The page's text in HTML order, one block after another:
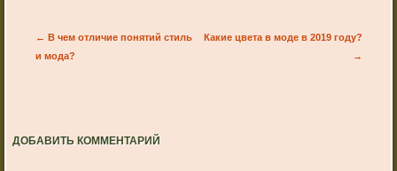
Post navigation
← В чем отличие понятий стиль
и мода?
Какие цвета в моде в 2019 году?
→
ДОБАВИТЬ КОММЕНТАРИЙ